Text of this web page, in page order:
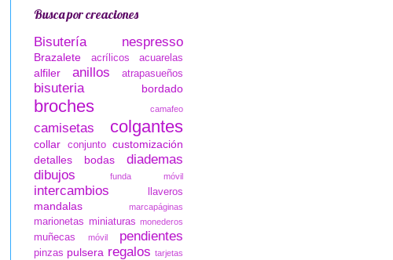
Busca por creaciones
Bisutería nespresso
Brazalete acrílicos acuarelas
alfiler anillos atrapasueños
bisuteria bordado
broches camafeo
camisetas colgantes
collar conjunto
customización
detalles bodas
diademas
dibujos
funda móvil
intercambios llaveros
mandalas marcapáginas
marionetas miniaturas monederos
muñecas móvil pendientes
pinzas pulsera regalos tarjetas